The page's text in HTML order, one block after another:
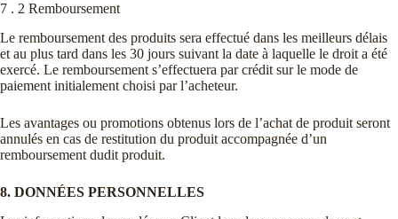
7 . 2 Remboursement
Le remboursement des produits sera effectué dans les meilleurs délais
et au plus tard dans les 30 jours suivant la date à laquelle le droit a été
exercé. Le remboursement s’effectuera par crédit sur le mode de
paiement initialement choisi par l’acheteur.
Les avantages ou promotions obtenus lors de l’achat de produit seront
annulés en cas de restitution du produit accompagnée d’un
remboursement dudit produit.
8. DONNÉES PERSONNELLES